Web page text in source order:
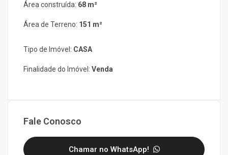
Área construída: 68 m²
Área de Terreno: 151 m²
Tipo de Imóvel: CASA
Finalidade do Imóvel: Venda
Fale Conosco
Chamar no WhatsApp!